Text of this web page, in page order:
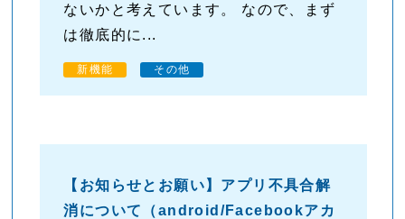
ないかと考えています。 なので、まず
は徹底的に...
新機能 その他
【お知らせとお願い】アプリ不具合解
消について（android/Facebookアカ